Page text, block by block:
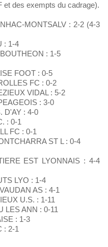
et des exempts du cadrage).
MONTSALV : 2-2 (4-3
: 1-4
: 1-5
FOOT : 0-5
FC : 0-2
VIDAL : 5-2
: 3-0
D'AY : 4-0
: 0-1
FC : 0-1
ST L : 0-4
EST LYONNAIS : 4-4
LYO : 1-4
AS : 4-1
U.S. : 1-11
LES ANN : 0-11
: 1-3
: 2-1